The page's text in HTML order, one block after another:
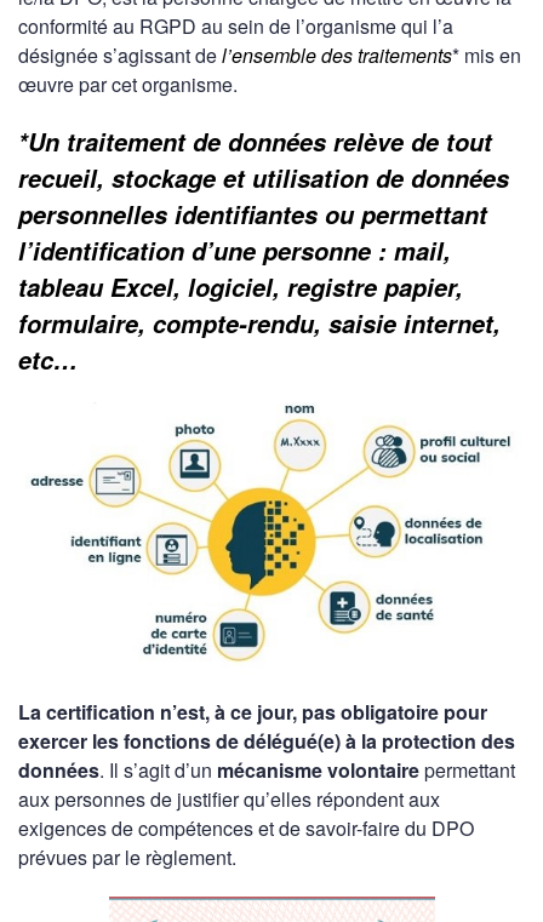
conformité au RGPD au sein de l’organisme qui l’a
désignée s’agissant del’ensemble des traitements* mis en
œuvre par cet organisme.
*Un traitement de données relève de tout
recueil, stockage et utilisation de données
personnelles identifiantes ou permettant
l’identification d’une personne : mail,
tableau Excel, logiciel, registre papier,
formulaire, compte-rendu, saisie internet,
etc…
La certification n’est, à ce jour, pas obligatoire pour
exercer les fonctions de délégué(e) à la protection des
données. Il s’agit d’un mécanisme volontairepermettant
aux personnes de justifier qu’elles répondent aux
exigences de compétences et de savoir-faire du DPO
prévues par le règlement.